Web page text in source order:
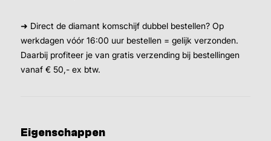
➜ Direct de diamant komschijf dubbel bestellen? Op
werkdagen vóór 16:00 uur bestellen = gelijk verzonden.
Daarbij profiteer je van gratis verzending bij bestellingen
vanaf € 50,- ex btw.
Eigenschappen